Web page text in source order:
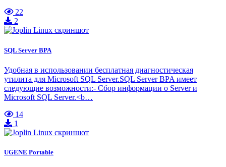
22
2
SQL Server BPA
Удобная в использовании бесплатная диагностическая
утилита для Microsoft SQL Server.SQL Server BPA имеет
следующие возможности:- Сбор информации о Server и
Microsoft SQL Server.<b…
14
1
UGENE Portable